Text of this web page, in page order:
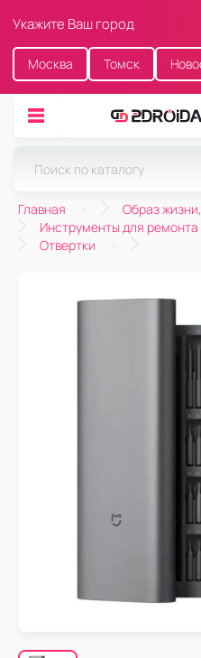
Укажите Ваш город
Москва Томск
Главная
Образ
Инструменты для ремонта
Отвертки